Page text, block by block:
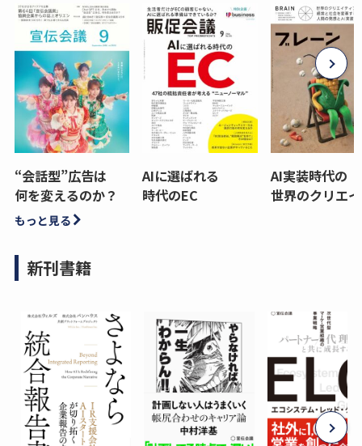
“会話型”広告は
何を変えるのか？
AIに選ばれる
時代のEC
AI実装時代の
世界のクリエ
もっと見る
新刊書籍